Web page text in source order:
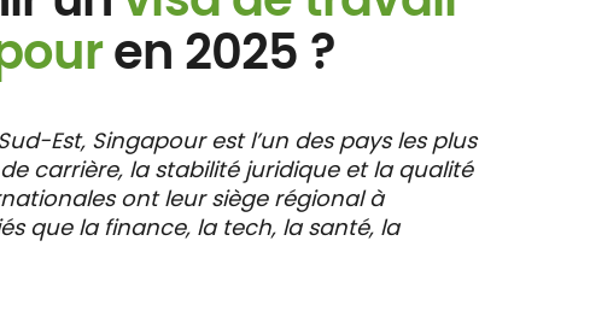
&
Contactez-nous
Contactez-nous
et tiers
digitale
Contactez-nous
en 2025 ?
Est, Singapour est l’un des pays les plus
carrière, la stabilité juridique et la qualité
ont leur siège régional à
que la finance, la tech, la santé, la